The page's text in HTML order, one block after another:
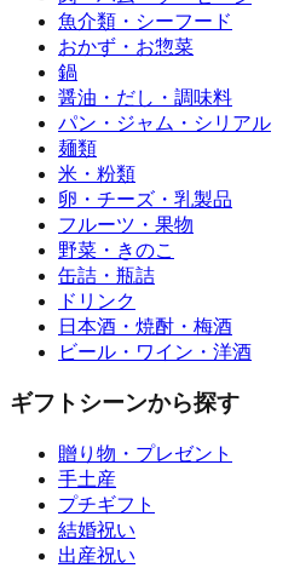
魚介類・シーフード
おかず・お惣菜
鍋
醤油・だし・調味料
パン・ジャム・シリアル
麺類
米・粉類
卵・チーズ・乳製品
フルーツ・果物
野菜・きのこ
缶詰・瓶詰
ドリンク
日本酒・焼酎・梅酒
ビール・ワイン・洋酒
ギフトシーンから探す
贈り物・プレゼント
手土産
プチギフト
結婚祝い
出産祝い